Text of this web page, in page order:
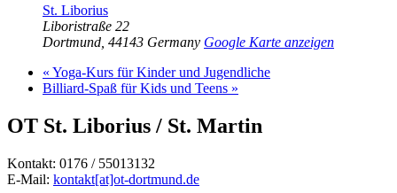
St. Liborius
Liboristraße 22
Dortmund 44143 Germany Google Karte anzeigen
« Yoga-Kurs für Kinder und Jugendliche
Billiard-Spaß für Kids und Teens »
OT St. Liborius / St. Martin
Kontakt: 0176 / 55013132
E-Mail: kontakt[at]ot-dortmund.de